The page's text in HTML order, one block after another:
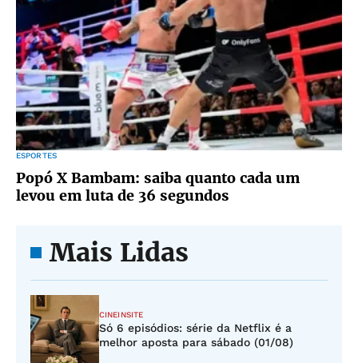
ESPORTES
Popó X Bambam: saiba quanto cada um
levou em luta de 36 segundos
Mais Lidas
CINEINSITE
Só 6 episódios: série da Netflix é a
melhor aposta para sábado (01/08)